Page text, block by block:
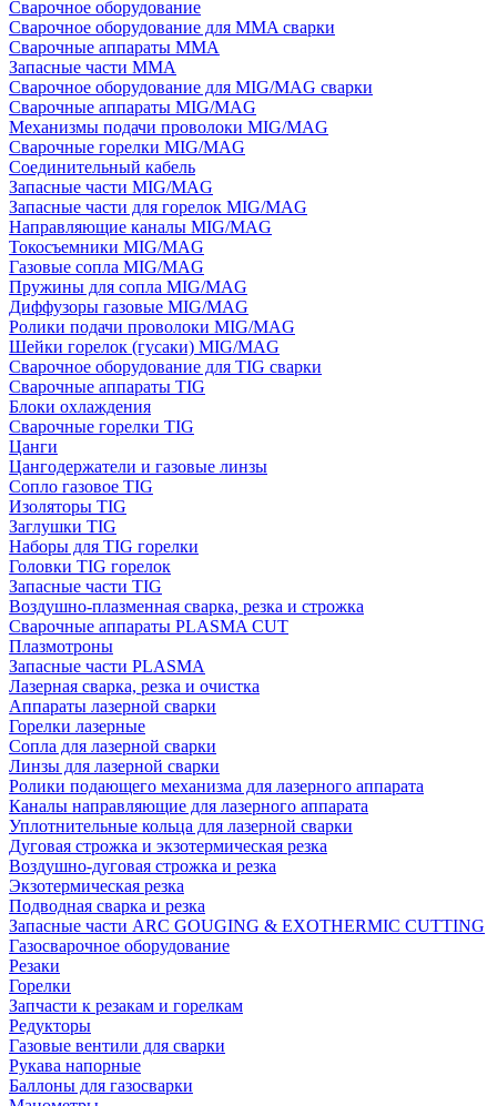
Сварочное оборудование
Сварочное оборудование для MMA сварки
Сварочные аппараты MMA
Запасные части MMA
Сварочное оборудование для MIG/MAG сварки
Сварочные аппараты MIG/MAG
Механизмы подачи проволоки MIG/MAG
Сварочные горелки MIG/MAG
Соединительный кабель
Запасные части MIG/MAG
Запасные части для горелок MIG/MAG
Направляющие каналы MIG/MAG
Токосъемники MIG/MAG
Газовые сопла MIG/MAG
Пружины для сопла MIG/MAG
Диффузоры газовые MIG/MAG
Ролики подачи проволоки MIG/MAG
Шейки горелок (гусаки) MIG/MAG
Сварочное оборудование для TIG сварки
Сварочные аппараты TIG
Блоки охлаждения
Сварочные горелки TIG
Цанги
Цангодержатели и газовые линзы
Сопло газовое TIG
Изоляторы TIG
Заглушки TIG
Наборы для TIG горелки
Головки TIG горелок
Запасные части TIG
Воздушно-плазменная сварка, резка и строжка
Сварочные аппараты PLASMA CUT
Плазмотроны
Запасные части PLASMA
Лазерная сварка, резка и очистка
Аппараты лазерной сварки
Горелки лазерные
Сопла для лазерной сварки
Линзы для лазерной сварки
Ролики подающего механизма для лазерного аппарата
Каналы направляющие для лазерного аппарата
Уплотнительные кольца для лазерной сварки
Дуговая строжка и экзотермическая резка
Воздушно-дуговая строжка и резка
Экзотермическая резка
Подводная сварка и резка
Запасные части ARC GOUGING & EXOTHERMIC CUTTING
Газосварочное оборудование
Резаки
Горелки
Запчасти к резакам и горелкам
Редукторы
Газовые вентили для сварки
Рукава напорные
Баллоны для газосварки